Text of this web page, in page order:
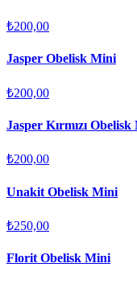
₺200,00
Jasper Obelisk Mini
₺200,00
Jasper Kırmızı
₺200,00
Unakit Obelisk Mini
₺250,00
Florit Obelisk Mini